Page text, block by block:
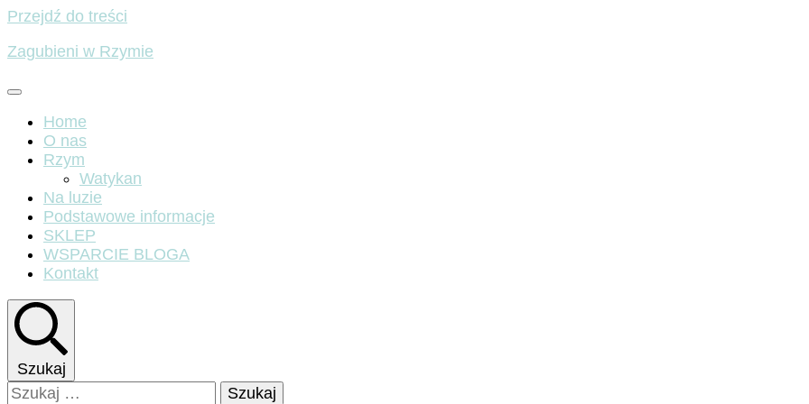
Przejdź do treści
Zagubieni w Rzymie
Home
O nas
Rzym
Watykan
Na luzie
Podstawowe informacje
SKLEP
WSPARCIE BLOGA
Kontakt
Szukaj
Szukaj: